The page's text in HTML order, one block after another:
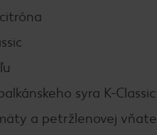
syra K-Classic
a petržlenovej vňate